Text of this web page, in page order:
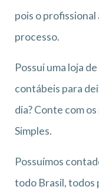
pois o
processo.
Possui uma loja
contábeis para
dia? Conte com
Simples.
Possuímos
todo Brasil, todos